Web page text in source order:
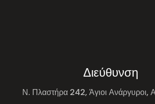
Διεύθυνση
Ν. Πλαστήρα 242, Άγιοι Ανάργυροι,